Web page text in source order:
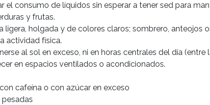
el consumo de líquidos sin esperar a tener sed para
y frutas.
ligera, holgada y de colores claros; sombrero, anteojos
actividad física.
al sol en exceso, ni en horas centrales del día (entre
cafeína o con azúcar en exceso